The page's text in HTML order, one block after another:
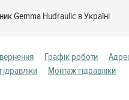
Gemma Hudraulic в Україні
Графік роботи
Монтаж гідравліки